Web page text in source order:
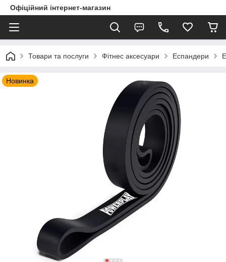
Офіційний інтернет-магазин
Товари та послуги Фітнес аксесуари Еспандери
Новинка